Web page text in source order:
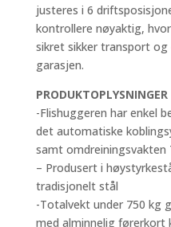
justeres i 6
kontrollere nøyaktig,
sikret sikker transport og
garasjen.
PRODUKTOPLYSNINGER
-Flishuggeren har enkel
det automatiske
samt omdreiningsvakten
– Produsert i
tradisjonelt stål
-Totalvekt under 750 kg
med alminnelig førerkort